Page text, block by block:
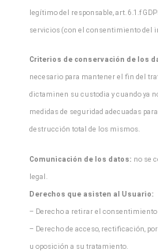
legítimo del responsable, art. 6.1.f
servicios (con el consentimiento del
Criterios de conservación de los
necesario para mantener el fin del
dictaminen su custodia y cuando ya
medidas de seguridad adecuadas
destrucción total de los mismos.
Comunicación de los datos: no se
legal.
Derechos que asisten al Usuario:
– Derecho a retirar el
– Derecho de acceso, rectificación,
u oposición a su tratamiento.